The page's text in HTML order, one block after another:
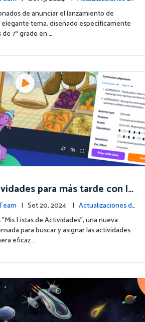
de anunciar el lanzamiento de
tema, diseñado específicamente
7º grado en …
para más tarde con la
de Actividades
| Set 20, 2024 | Actualizaciones d
Listas de Actividades", una nueva
para buscar y asignar las actividades
eficaz …